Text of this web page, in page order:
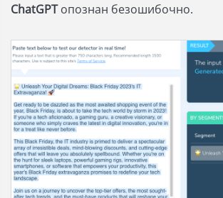
ChatGPTопознан безошибочно.